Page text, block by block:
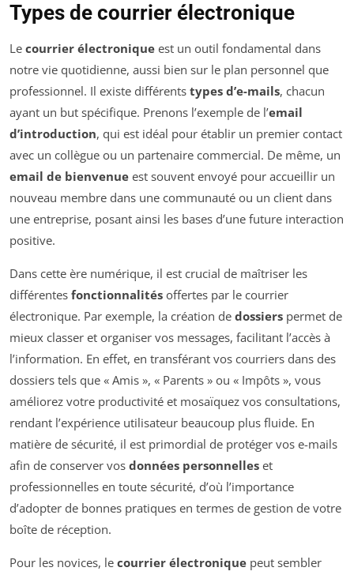
Types de courrier électronique
Le courrier électronique est un outil fondamental dans
notre vie quotidienne, aussi bien sur le plan personnel que
professionnel. Il existe différents types d’e-mails, chacun
ayant un but spécifique. Prenons l’exemple de l’email
d’introduction, qui est idéal pour établir un premier contact
avec un collègue ou un partenaire commercial. De même, un
email de bienvenue est souvent envoyé pour accueillir un
nouveau membre dans une communauté ou un client dans
une entreprise, posant ainsi les bases d’une future interaction
positive.
Dans cette ère numérique, il est crucial de maîtriser les
différentes fonctionnalités offertes par le courrier
électronique. Par exemple, la création de dossiers permet de
mieux classer et organiser vos messages, facilitant l’accès à
l’information. En effet, en transférant vos courriers dans des
dossiers tels que « Amis », « Parents » ou « Impôts », vous
améliorez votre productivité et mosaïquez vos consultations,
rendant l’expérience utilisateur beaucoup plus fluide. En
matière de sécurité, il est primordial de protéger vos e-mails
afin de conserver vos données personnelles et
professionnelles en toute sécurité, d’où l’importance
d’adopter de bonnes pratiques en termes de gestion de votre
boîte de réception.
Pour les novices, le courrier électronique peut sembler